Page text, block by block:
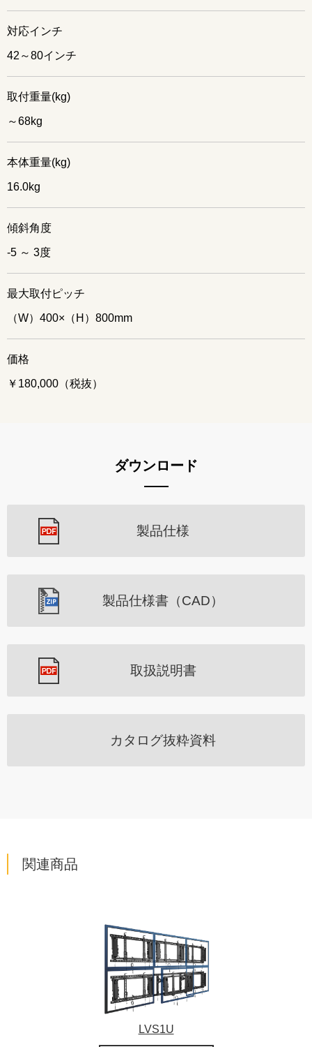
対応インチ
42～80インチ
取付重量(kg)
～68kg
本体重量(kg)
16.0kg
傾斜角度
-5 ～ 3度
最大取付ピッチ
（W）400×（H）800mm
価格
￥180,000（税抜）
ダウンロード
製品仕様
製品仕様書（CAD）
取扱説明書
カタログ抜粋資料
関連商品
LVS1U